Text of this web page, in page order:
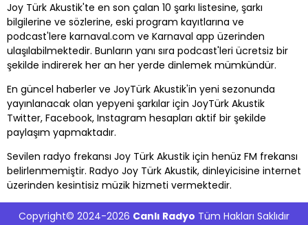
Joy Türk Akustik'te en son çalan 10 şarkı listesine, şarkı
bilgilerine ve sözlerine, eski program kayıtlarına ve
podcast'lere karnaval.com ve Karnaval app üzerinden
ulaşılabilmektedir. Bunların yanı sıra podcast'leri ücretsiz bir
şekilde indirerek her an her yerde dinlemek mümkündür.
En güncel haberler ve JoyTürk Akustik'in yeni sezonunda
yayınlanacak olan yepyeni şarkılar için JoyTürk Akustik
Twitter, Facebook, Instagram hesapları aktif bir şekilde
paylaşım yapmaktadır.
Sevilen radyo frekansı Joy Türk Akustik için henüz FM frekansı
belirlenmemiştir. Radyo Joy Türk Akustik, dinleyicisine internet
üzerinden kesintisiz müzik hizmeti vermektedir.
Copyright© 2024-2026 Canlı Radyo Tüm Hakları Saklıdır